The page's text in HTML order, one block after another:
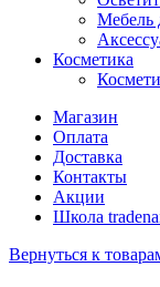
Мебель
Косметика
Магазин
Оплата
Доставка
Контакты
Акции
Школа
Вернуться к